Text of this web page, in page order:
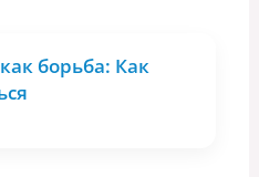
борьба: Как